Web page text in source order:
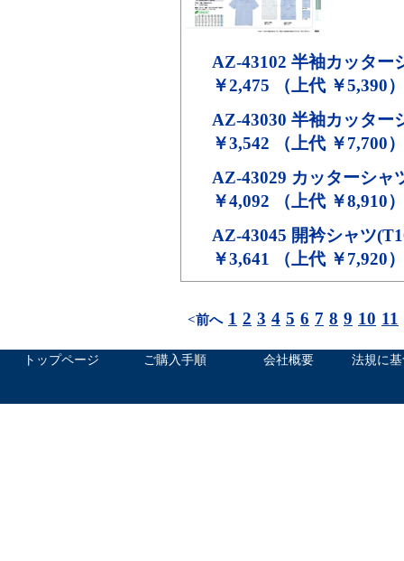
AZ-43102 半袖カッター
￥2,475 （上代 ￥5,390）
AZ-43030 半袖カッター
￥3,542 （上代 ￥7,700）
AZ-43029 カッターシャ
￥4,092 （上代 ￥8,910）
AZ-43045 開衿シャツ
￥3,641 （上代 ￥7,920）
<前へ 1 2 3 4 5 6 7 8 9 10 11
トップページ ご購入手順 会社概要 法規に